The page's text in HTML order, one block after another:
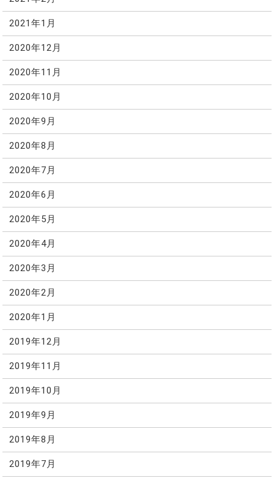
2021年1月
2020年12月
2020年11月
2020年10月
2020年9月
2020年8月
2020年7月
2020年6月
2020年5月
2020年4月
2020年3月
2020年2月
2020年1月
2019年12月
2019年11月
2019年10月
2019年9月
2019年8月
2019年7月